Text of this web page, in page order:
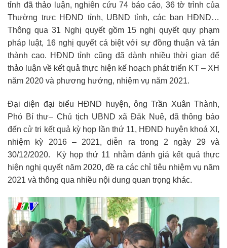
tỉnh đã thảo luận, nghiên cứu 74 báo cáo, 36 tờ trình của
Thường trực HĐND tỉnh, UBND tỉnh, các ban HĐND…
Thông qua 31 Nghị quyết gồm 15 nghị quyết quy phạm
pháp luật, 16 nghị quyết cá biệt với sự đồng thuận và tán
thành cao. HĐND tỉnh cũng đã dành nhiều thời gian để
thảo luận về kết quả thực hiện kế hoạch phát triển KT – XH
năm 2020 và phương hướng, nhiệm vụ năm 2021.
Đại diện đại biểu HĐND huyện, ông Trần Xuân Thành,
Phó Bí thư– Chủ tịch UBND xã Đăk Nuê, đã thông báo
đến cử tri kết quả kỳ họp lần thứ 11, HĐND huyện khoá XI,
nhiệm kỳ 2016 – 2021, diễn ra trong 2 ngày 29 và
30/12/2020. Kỳ họp thứ 11 nhằm đánh giá kết quả thực
hiện nghị quyết năm 2020, đề ra các chỉ tiêu nhiệm vụ năm
2021 và thông qua nhiều nội dung quan trọng khác.